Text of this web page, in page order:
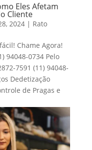
Eles Afetam
Cliente
2024| Rato
Chame Agora!
94048-0734 Pelo
7591 (11) 94048-
Dedetização
de Pragas e